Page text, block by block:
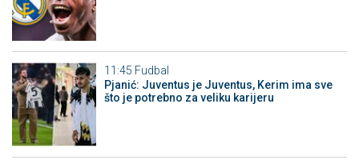
11:45 Fudbal
Pjanić: Juventus je Juventus, Kerim ima sve
što je potrebno za veliku karijeru